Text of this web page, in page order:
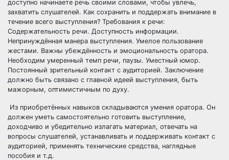
доступно начинаете речь своими словами, чтобы увлечь,
захватить слушателей. Как сохранить и поддержать внимание в
течение всего выступления? Требования к речи:
Содержательность речи. Доступность информации.
Непринуждённая манера выступления. Умелое пользование
жестами. Важны убеждённость и эмоциональность оратора.
Необходим умеренный темп речи, паузы. Уместный юмор.
Постоянный зрительный контакт с аудиторией. Заключение
должно быть связано с главной идеей выступления, быть
мажорным, оптимистичным по духу.
Из приобретённых навыков складываются умения оратора. Он
должен уметь самостоятельно готовить выступление,
доходчиво и убедительно излагать материал, отвечать на
вопросы слушателей, устанавливать и поддерживать контакт с
аудиторией, применять технические средства, наглядные
пособия и т.д.